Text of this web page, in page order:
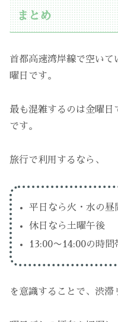
まとめ
首都高速湾岸線で空いて
曜日です。
最も混雑するのは金曜
です。
旅行で利用するなら、
平日なら火・水の昼
休日なら土曜午後
13:00〜14:00の時間
を意識することで、渋滞